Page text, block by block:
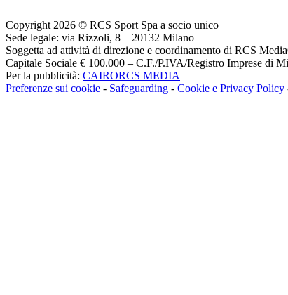
Copyright 2026 © RCS Sport Spa a socio unico
Sede legale: via Rizzoli, 8 – 20132 Milano
Soggetta ad attività di direzione e coordinamento di RCS
Capitale Sociale € 100.000 – C.F./P.IVA/Registro Imprese di
Per la pubblicità: CAIRORCS MEDIA
Preferenze sui cookie - Safeguarding - Cookie e Privacy Policy